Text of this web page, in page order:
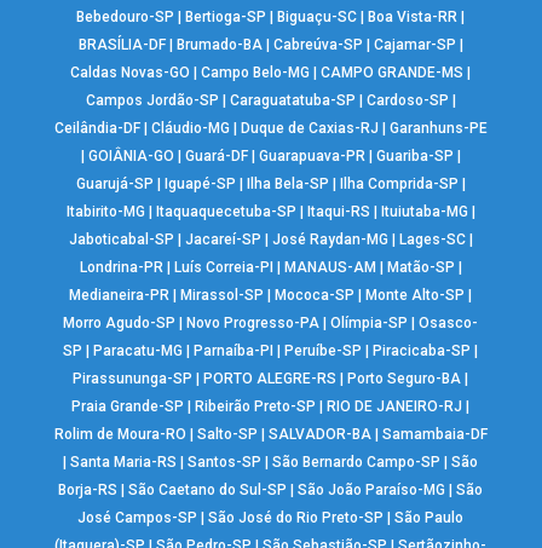
Bebedouro-SP
Bertioga-SP Biguaçu-SC Boa Vista-RR
BRASÍLIA-DF| Brumado-BA| Cabreúva-SP Cajamar-SP
Caldas Novas-GO
|Campo Belo-MG |CAMPO GRANDE-MS
Campos Jordão-SP
Caraguatatuba-SP Cardoso-SP
Ceilândia-DF| Cláudio-MG Duque de Caxias-RJ
Garanhuns-PE
GOIÂNIA-GO Guará-DF| Guarapuava-PR| Guariba-SP
Guarujá-SP
Iguapé-SP Ilha Bela-SP Ilha Comprida-SP
Itabirito-MG
Itaquaquecetuba-SP Itaqui-RS Ituiutaba-MG
Jaboticabal-SP
Jacareí-SP José Raydan-MG Lages-SC|
Londrina-PR| Luís Correia-PI MANAUS-AM Matão-SP
Medianeira-PR
Mirassol-SP Mococa-SP Monte Alto-SP
Morro Agudo-SP
Novo Progresso-PA |Olímpia-SP |Osasco-
SP
Paracatu-MG Parnaíba-PI Peruíbe-SP Piracicaba-SP
Pirassununga-SP
PORTO ALEGRE-RS Porto Seguro-BA
Praia Grande-SP
Ribeirão Preto-SP RIO DE JANEIRO-RJ
Rolim de Moura-RO
Salto-SP SALVADOR-BA| Samambaia-DF
|Santa Maria-RS |Santos-SP |São Bernardo Campo-SP |São
Borja-RS
|São Caetano do Sul-SP |São João Paraíso-MG |São
José Campos-SP
|São José do Rio Preto-SP |São Paulo